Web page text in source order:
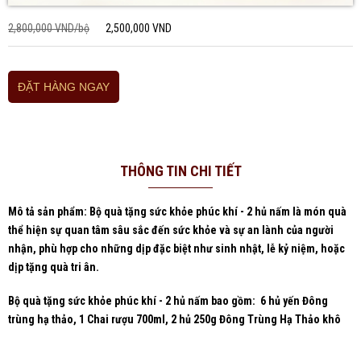
2,800,000 VND/bộ 2,500,000 VND
ĐẶT HÀNG NGAY
THÔNG TIN CHI TIẾT
Mô tả sản phẩm: Bộ quà tặng sức khỏe phúc khí - 2 hủ nấm là món quà
thể hiện sự quan tâm sâu sắc đến sức khỏe và sự an lành của người
nhận, phù hợp cho những dịp đặc biệt như sinh nhật, lễ kỷ niệm, hoặc
dịp tặng quà tri ân.
Bộ quà tặng sức khỏe phúc khí - 2 hủ nấm bao gồm: 6 hủ yến Đông
trùng hạ thảo, 1 Chai rượu 700ml, 2 hủ 250g Đông Trùng Hạ Thảo khô